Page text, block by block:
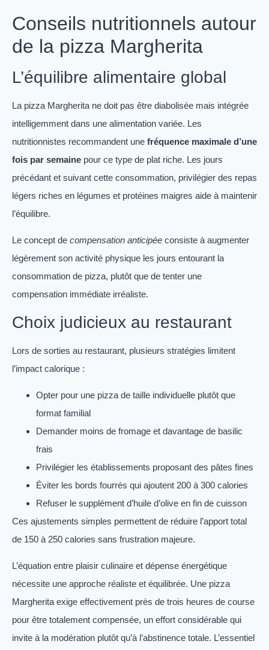
Conseils nutritionnels autour
de la pizza Margherita
L’équilibre alimentaire global
La pizza Margherita ne doit pas être diabolisée mais intégrée
intelligemment dans une alimentation variée. Les
nutritionnistes recommandent une fréquence maximale d’une
fois par semaine pour ce type de plat riche. Les jours
précédant et suivant cette consommation, privilégier des repas
légers riches en légumes et protéines maigres aide à maintenir
l’équilibre.
Le concept de compensation anticipée consiste à augmenter
légèrement son activité physique les jours entourant la
consommation de pizza, plutôt que de tenter une
compensation immédiate irréaliste.
Choix judicieux au restaurant
Lors de sorties au restaurant, plusieurs stratégies limitent
l’impact calorique :
Opter pour une pizza de taille individuelle plutôt que
format familial
Demander moins de fromage et davantage de basilic
frais
Privilégier les établissements proposant des pâtes fines
Éviter les bords fourrés qui ajoutent 200 à 300 calories
Refuser le supplément d’huile d’olive en fin de cuisson
Ces ajustements simples permettent de réduire l’apport total
de 150 à 250 calories sans frustration majeure.
L’équation entre plaisir culinaire et dépense énergétique
nécessite une approche réaliste et équilibrée. Une pizza
Margherita exige effectivement près de trois heures de course
pour être totalement compensée, un effort considérable qui
invite à la modération plutôt qu’à l’abstinence totale. L’essentiel